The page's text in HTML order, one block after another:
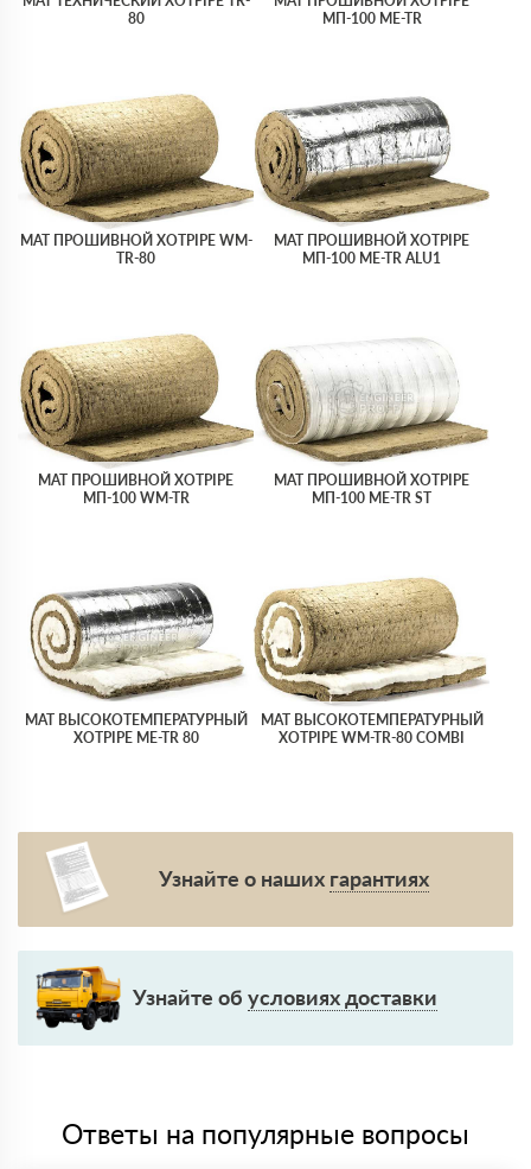
80
МП-100 ME-TR
МАТ ПРОШИВНОЙ XOTPIPE WM-
TR-80
МАТ ПРОШИВНОЙ XOTPIPE
МП-100 ME-TR ALU1
МАТ ПРОШИВНОЙ XOTPIPE
МП-100 WM-TR
МАТ ПРОШИВНОЙ XOTPIPE
МП-100 ME-TR ST
МАТ ВЫСОКОТЕМПЕРАТУРНЫЙ
XOTPIPE ME-TR 80
МАТ ВЫСОКОТЕМПЕРАТУРНЫЙ
XOTPIPE WM-TR-80 COMBI
Узнайте о наших гарантиях
Узнайте об условиях доставки
Ответы на популярные вопросы